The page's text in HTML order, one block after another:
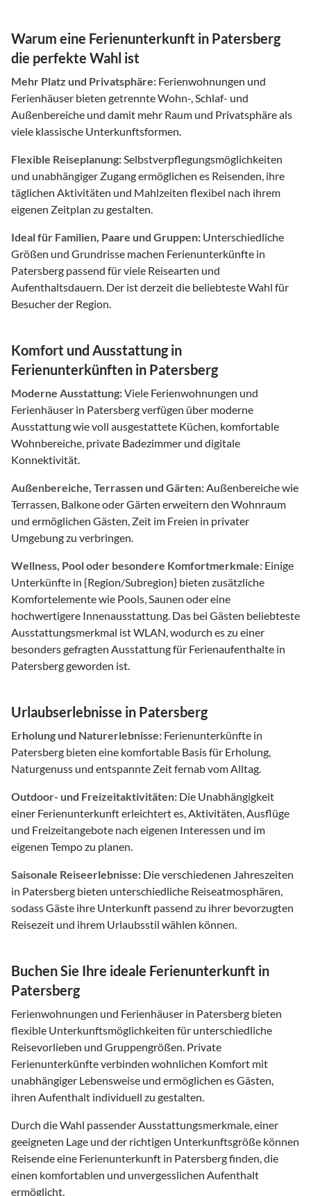
Warum eine Ferienunterkunft in Patersberg
die perfekte Wahl ist
Mehr Platz und Privatsphäre: Ferienwohnungen und
Ferienhäuser bieten getrennte Wohn-, Schlaf- und
Außenbereiche und damit mehr Raum und Privatsphäre als
viele klassische Unterkunftsformen.
Flexible Reiseplanung: Selbstverpflegungsmöglichkeiten
und unabhängiger Zugang ermöglichen es Reisenden, ihre
täglichen Aktivitäten und Mahlzeiten flexibel nach ihrem
eigenen Zeitplan zu gestalten.
Ideal für Familien, Paare und Gruppen: Unterschiedliche
Größen und Grundrisse machen Ferienunterkünfte in
Patersberg passend für viele Reisearten und
Aufenthaltsdauern. Der ist derzeit die beliebteste Wahl für
Besucher der Region.
Komfort und Ausstattung in
Ferienunterkünften in Patersberg
Moderne Ausstattung:Viele Ferienwohnungen und
Ferienhäuser in Patersberg verfügen über moderne
Ausstattung wie voll ausgestattete Küchen, komfortable
Wohnbereiche, private Badezimmer und digitale
Konnektivität.
Außenbereiche, Terrassen und Gärten: Außenbereiche wie
Terrassen, Balkone oder Gärten erweitern den Wohnraum
und ermöglichen Gästen, Zeit im Freien in privater
Umgebung zu verbringen.
Wellness, Pool oder besondere Komfortmerkmale: Einige
Unterkünfte in {Region/Subregion} bieten zusätzliche
Komfortelemente wie Pools, Saunen oder eine
hochwertigere Innenausstattung. Das bei Gästen beliebteste
Ausstattungsmerkmal ist WLAN, wodurch es zu einer
besonders gefragten Ausstattung für Ferienaufenthalte in
Patersberg geworden ist.
Urlaubserlebnisse in Patersberg
Erholung und Naturerlebnisse: Ferienunterkünfte in
Patersberg bieten eine komfortable Basis für Erholung,
Naturgenuss und entspannte Zeit fernab vom Alltag.
Outdoor- und Freizeitaktivitäten: Die Unabhängigkeit
einer Ferienunterkunft erleichtert es, Aktivitäten, Ausflüge
und Freizeitangebote nach eigenen Interessen und im
eigenen Tempo zu planen.
Saisonale Reiseerlebnisse: Die verschiedenen Jahreszeiten
in Patersberg bieten unterschiedliche Reiseatmosphären,
sodass Gäste ihre Unterkunft passend zu ihrer bevorzugten
Reisezeit und ihrem Urlaubsstil wählen können.
Buchen Sie Ihre ideale Ferienunterkunft in
Patersberg
Ferienwohnungen und Ferienhäuser in Patersberg bieten
flexible Unterkunftsmöglichkeiten für unterschiedliche
Reisevorlieben und Gruppengrößen. Private
Ferienunterkünfte verbinden wohnlichen Komfort mit
unabhängiger Lebensweise und ermöglichen es Gästen,
ihren Aufenthalt individuell zu gestalten.
Durch die Wahl passender Ausstattungsmerkmale, einer
geeigneten Lage und der richtigen Unterkunftsgröße können
Reisende eine Ferienunterkunft in Patersberg finden, die
einen komfortablen und unvergesslichen Aufenthalt
ermöglicht.